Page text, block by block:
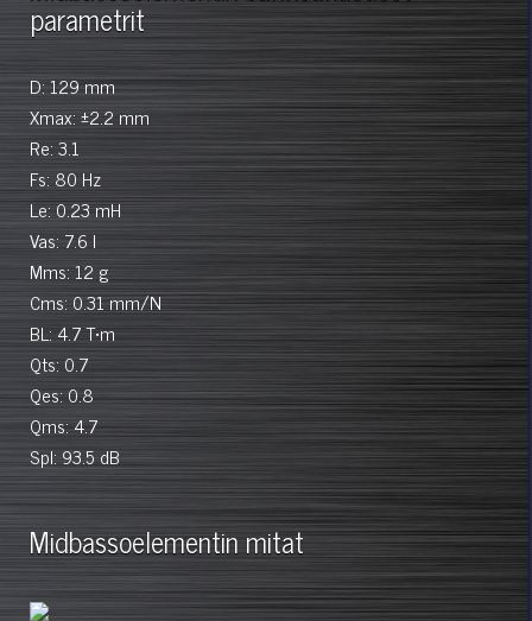
parametrit
D: 129 mm
Xmax: ±2.2 mm
Re: 3.1
Fs: 80 Hz
Le: 0.23 mH
Vas: 7.6 l
Mms: 12 g
Cms: 0.31 mm/N
BL: 4.7 T•m
Qts: 0.7
Qes: 0.8
Qms: 4.7
Spl: 93.5 dB
Midbassoelementin mitat